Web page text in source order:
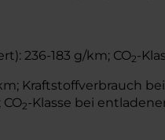
236-183 g/km; CO2-
Kraftstoffverbrauch
2-Klasse bei